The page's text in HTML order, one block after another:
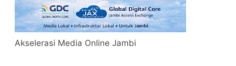
Akselerasi Media Online Jambi